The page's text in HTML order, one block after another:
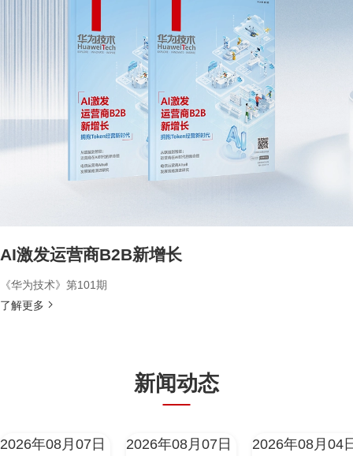
AI激发运营商B2B新增长
《华为技术》第101期
了解更多
新闻动态
2026年08月07日 2026年08月07日 2026年08月04